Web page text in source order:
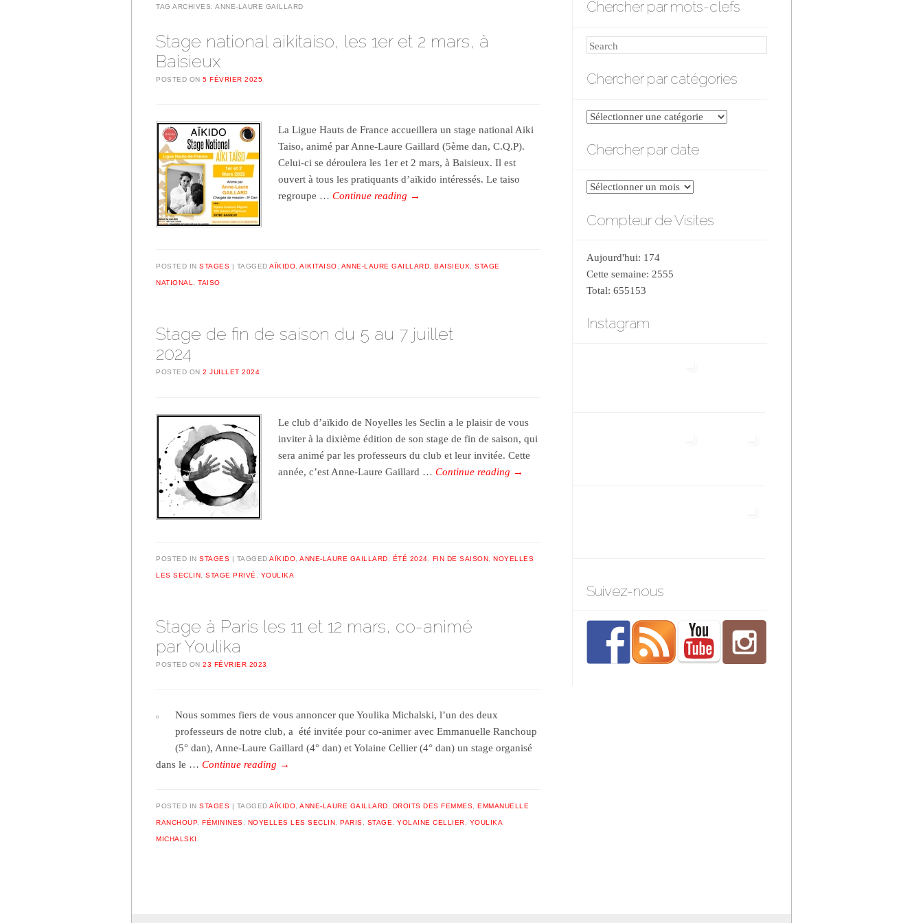
TAG ARCHIVES: ANNE-LAURE GAILLARD
Stage national aikitaiso, les 1er et 2 mars, à
Baisieux
POSTED ON 5 FÉVRIER 2025
La Ligue Hauts de France accueillera un stage national Aiki
Taiso, animé par Anne-Laure Gaillard (5ème dan, C.Q.P).
Celui-ci se déroulera les 1er et 2 mars, à Baisieux. Il est
ouvert à tous les pratiquants d’aïkido intéressés. Le taiso
regroupe …Continue reading →
POSTED IN STAGES TAGGED AÏKIDO AIKITAISO ANNE-LAURE GAILLARD BAISIEUX STAGE
NATIONAL TAISO
Stage de fin de saison du 5 au 7 juillet
2024
POSTED ON 2 JUILLET 2024
Le club d’aïkido de Noyelles les Seclin a le plaisir de vous
inviter à la dixième édition de son stage de fin de saison, qui
sera animé par les professeurs du club et leur invitée. Cette
année, c’est Anne-Laure Gaillard …Continue reading →
POSTED IN STAGES TAGGED AÏKIDO ANNE-LAURE GAILLARD ÉTÉ 2024 FIN DE SAISON NOYELLES
LES SECLIN STAGE PRIVÉ YOULIKA
Stage à Paris les 11 et 12 mars, co-animé
par Youlika
POSTED ON 23 FÉVRIER 2023
Nous sommes fiers de vous annoncer que Youlika Michalski, l’un des deux
professeurs de notre club, a été invitée pour co-animer avec Emmanuelle Ranchoup
(5° dan), Anne-Laure Gaillard (4° dan) et Yolaine Cellier (4° dan) un stage organisé
dans le … Continue reading →
POSTED IN STAGES TAGGED AÏKIDO, ANNE-LAURE GAILLARD, DROITS DES FEMMES, EMMANUELLE
RANCHOUP, FÉMININES, NOYELLES LES SECLIN, PARIS, STAGE, YOLAINE CELLIER, YOULIKA
MICHALSKI
Chercher par mots-clefs
Search
Chercher par catégories
Chercher
catégories
Chercher par date
Chercher
date
Compteur de Visites
Aujourd'hui: 174
Cette semaine: 2555
Total: 655153
Instagram
Suivez-nous